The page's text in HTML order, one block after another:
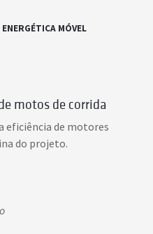
MÓVEL
motos de corrida
eficiência de motores
do projeto.